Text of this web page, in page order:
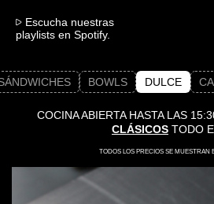
Escucha nuestras
playlists en Spotify.
BOWLS DULCE
COCINA ABIERTA HASTA LAS
CLÁSICOS TODO
TODOS LOS PRECIOS SE MUESTRAN